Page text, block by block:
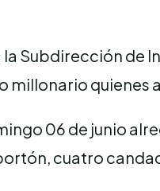
Subdirección
millonario
06 de junio
cuatro